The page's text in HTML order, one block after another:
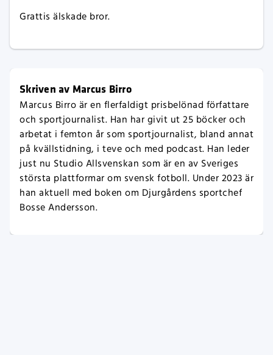
Grattis älskade bror.
Skriven av Marcus Birro
Marcus Birro är en flerfaldigt prisbelönad författare
och sportjournalist. Han har givit ut 25 böcker och
arbetat i femton år som sportjournalist, bland annat
på kvällstidning, i teve och med podcast. Han leder
just nu Studio Allsvenskan som är en av Sveriges
största plattformar om svensk fotboll. Under 2023 är
han aktuell med boken om Djurgårdens sportchef
Bosse Andersson.